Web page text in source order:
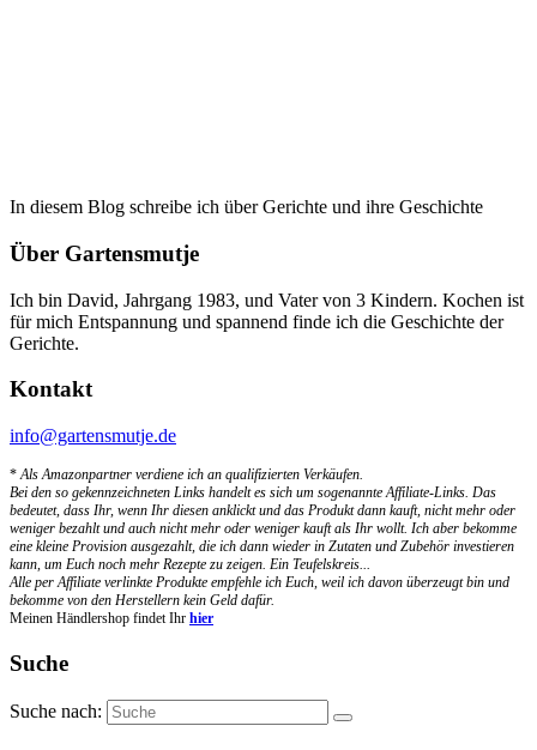
In diesem Blog schreibe ich über Gerichte und ihre Geschichte
Über Gartensmutje
Ich bin David, Jahrgang 1983, und Vater von 3 Kindern. Kochen ist
für mich Entspannung und spannend finde ich die Geschichte der
Gerichte.
Kontakt
info@gartensmutje.de
*Als Amazonpartner verdiene ich an qualifizierten Verkäufen.
Bei den so gekennzeichneten Links handelt es sich um sogenannte Affiliate-Links. Das
bedeutet, dass Ihr, wenn Ihr diesen anklickt und das Produkt dann kauft, nicht mehr oder
weniger bezahlt und auch nicht mehr oder weniger kauft als Ihr wollt. Ich aber bekomme
eine kleine Provision ausgezahlt, die ich dann wieder in Zutaten und Zubehör investieren
kann, um Euch noch mehr Rezepte zu zeigen. Ein Teufelskreis...
Alle per Affiliate verlinkte Produkte empfehle ich Euch, weil ich davon überzeugt bin und
bekomme von den Herstellern kein Geld dafür.
Meinen Händlershop findet Ihr hier
Suche
Suche nach: